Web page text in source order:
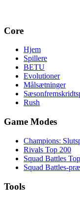
Core
Hjem
Spillere
BETU
Evolutioner
Målsætninger
Rush
Game Modes
Champions:
Rivals Top 200
Squad Battles
Squad Battles-
Tools